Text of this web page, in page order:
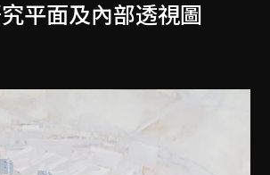
平面及內部透視圖